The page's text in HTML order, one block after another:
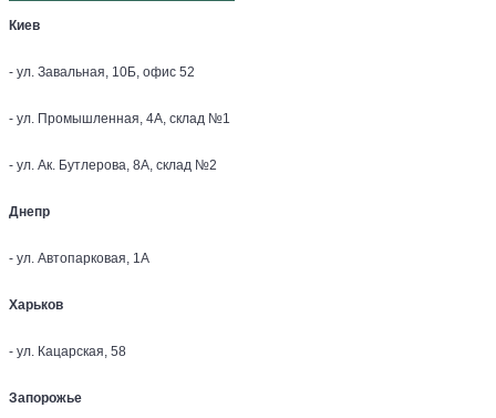
Киев
- ул. Завальная, 10Б, офис 52
- ул. Промышленная, 4А, склад №1
- ул. Ак. Бутлерова, 8А, склад №2
Днепр
- ул. Автопарковая, 1А
Харьков
- ул. Кацарская, 58
Запорожье